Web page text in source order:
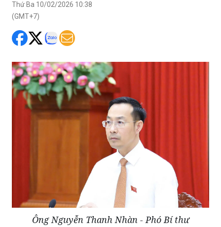
Thứ Ba 10/02/2026 10:38
(GMT+7)
Ông Nguyễn Thanh Nhàn - Phó Bí thư